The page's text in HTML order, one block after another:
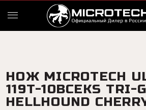
НОЖ MICROTECH
119T-10BCEKS TRI-
HELLHOUND